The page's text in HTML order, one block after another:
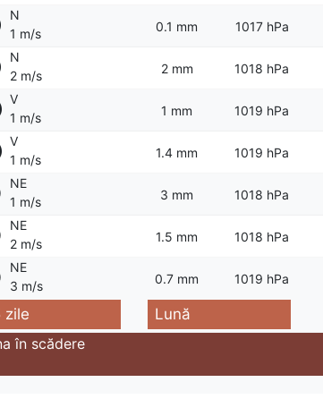
N
1 m/s
0.1 mm 1017 hPa
N
2 m/s
2 mm 1018 hPa
V
1 m/s
1 mm 1019 hPa
V
1 m/s
1.4 mm 1019 hPa
NE
1 m/s
3 mm 1018 hPa
NE
2 m/s
1.5 mm 1018 hPa
NE
3 m/s
0.7 mm 1019 hPa
zile
Lună
în scădere